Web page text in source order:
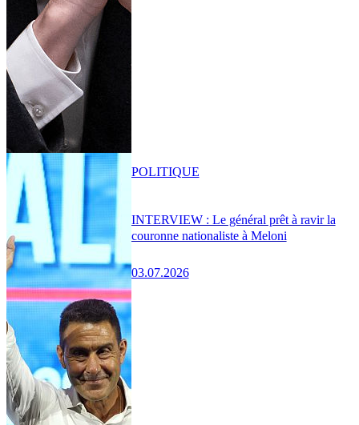
INTERVIEW : Le général prêt à ravir la
couronne nationaliste à Meloni
03.07.2026
POLITIQUE